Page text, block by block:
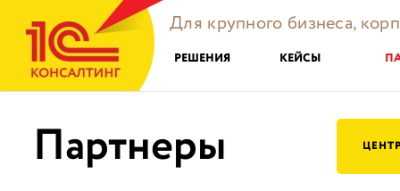
Для крупного бизнеса,
РЕШЕНИЯ КЕЙСЫ
Партнеры